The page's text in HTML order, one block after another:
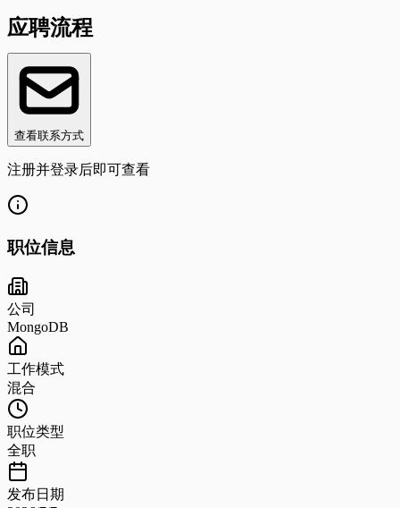
应聘流程
查看联系方式
注册并登录后即可查看
职位信息
公司
MongoDB
工作模式
混合
职位类型
全职
发布日期